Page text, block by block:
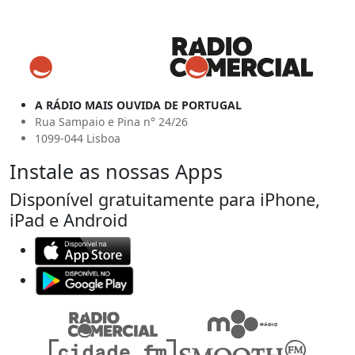
A RÁDIO MAIS OUVIDA DE PORTUGAL
Rua Sampaio e Pina n° 24/26
1099-044 Lisboa
Instale as nossas Apps
Disponível gratuitamente para iPhone,
iPad e Android